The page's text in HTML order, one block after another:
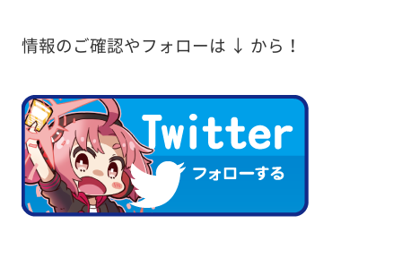
情報のご確認やフォローは ↓ から！